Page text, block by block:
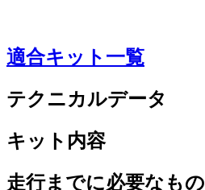
適合キット一覧
テクニカルデータ
キット内容
走行までに必要なもの